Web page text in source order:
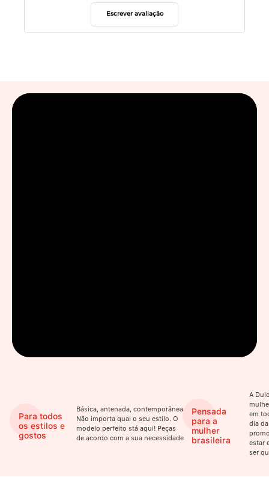
Escrever avaliação
Para todos
os estilos e
gostos
Básica, antenada, contemporânea.
Não importa qual o seu estilo. O
modelo perfeito stá aqui! Peças
de acordo com a sua necessidade
Pensada
para a
mulher
brasileira
A
em
dia
estar
ser